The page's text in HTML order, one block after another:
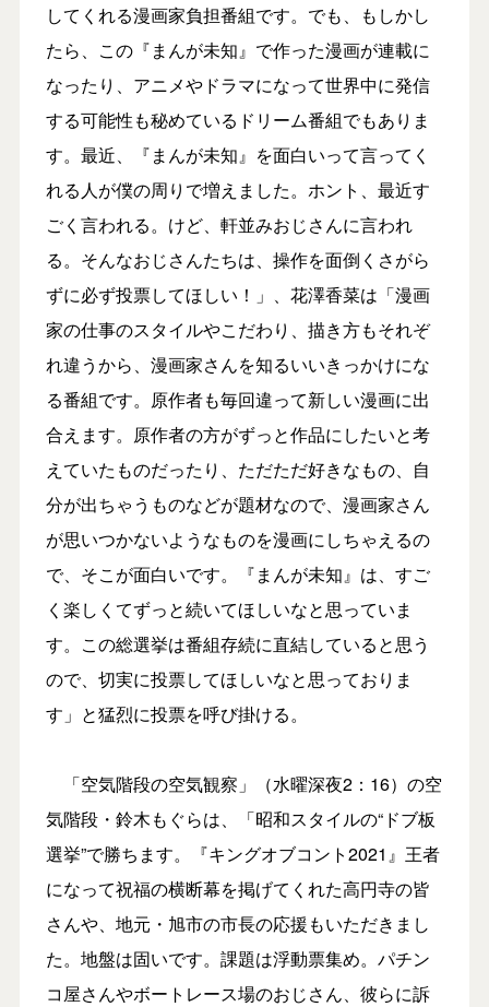
してくれる漫画家負担番組です。でも、もしかし
たら、この『まんが未知』で作った漫画が連載に
なったり、アニメやドラマになって世界中に発信
する可能性も秘めているドリーム番組でもありま
す。最近、『まんが未知』を面白いって言ってく
れる人が僕の周りで増えました。ホント、最近す
ごく言われる。けど、軒並みおじさんに言われ
る。そんなおじさんたちは、操作を面倒くさがら
ずに必ず投票してほしい！」、花澤香菜は「漫画
家の仕事のスタイルやこだわり、描き方もそれぞ
れ違うから、漫画家さんを知るいいきっかけにな
る番組です。原作者も毎回違って新しい漫画に出
合えます。原作者の方がずっと作品にしたいと考
えていたものだったり、ただただ好きなもの、自
分が出ちゃうものなどが題材なので、漫画家さん
が思いつかないようなものを漫画にしちゃえるの
で、そこが面白いです。『まんが未知』は、すご
く楽しくてずっと続いてほしいなと思っていま
す。この総選挙は番組存続に直結していると思う
ので、切実に投票してほしいなと思っておりま
す」と猛烈に投票を呼び掛ける。
「空気階段の空気観察」（水曜深夜2：16）の空
気階段・鈴木もぐらは、「昭和スタイルの“ドブ板
選挙”で勝ちます。『キングオブコント2021』王者
になって祝福の横断幕を掲げてくれた高円寺の皆
さんや、地元・旭市の市長の応援もいただきまし
た。地盤は固いです。課題は浮動票集め。パチン
コ屋さんやボートレース場のおじさん、彼らに訴